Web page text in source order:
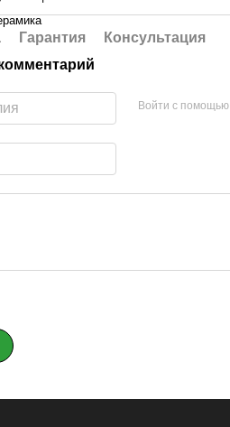
Гарантия
Консультация
Войти с помощью